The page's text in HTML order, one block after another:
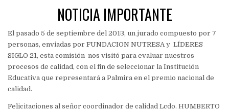
NOTICIA IMPORTANTE
El pasado 5 de septiembre del 2013, un jurado compuesto por 7
personas, enviadas por FUNDACION NUTRESA y LÍDERES
SIGLO 21, esta comisión nos visitó para evaluar nuestros
procesos de calidad, con el fin de seleccionar la Institución
Educativa que representará a Palmira en el premio nacional de
calidad.
Felicitaciones al señor coordinador de calidad Lcdo. HUMBERTO